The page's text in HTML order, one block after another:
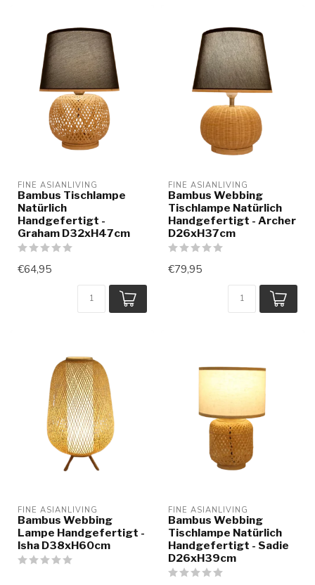
FINE ASIANLIVING
Bambus Tischlampe
Natürlich
Handgefertigt -
Graham D32xH47cm
€64,95
FINE ASIANLIVING
Bambus Webbing
Tischlampe Natürlich
Handgefertigt - Archer
D26xH37cm
€79,95
FINE ASIANLIVING
Bambus Webbing
Lampe Handgefertigt -
Isha D38xH60cm
FINE ASIANLIVING
Bambus Webbing
Tischlampe Natürlich
Handgefertigt - Sadie
D26xH39cm